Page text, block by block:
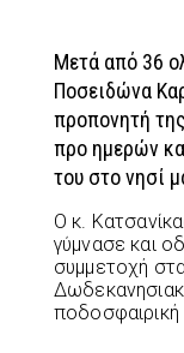
Μετά από 36
Ποσειδώνα
προπονητή
προ ημερών
του στο νησί
Ο κ.
γύμνασε και
συμμετοχή